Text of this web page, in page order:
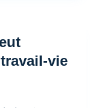
vie